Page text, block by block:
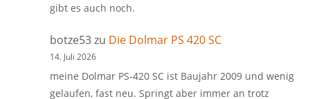
gibt es auch noch.
botze53zu Die Dolmar PS 420 SC
14. Juli 2026
meine Dolmar PS-420 SC ist Baujahr 2009 und wenig
gelaufen, fast neu. Springt aber immer an trotz